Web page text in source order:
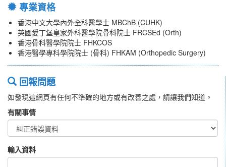
專業資格
香港中文大學內外全科醫學士 MBChB (CUHK)
英國愛丁堡皇家外科醫學院骨科院士 FRCSEd (Orth)
香港骨科醫學院院士 FHKCOS
香港醫學專科學院院士 (骨科) FHKAM (Orthopedic Surgery)
回報問題
如發現這網頁有任何不準確的地方或有改善之處，請讓我們知道。
有關事情
輸入資料